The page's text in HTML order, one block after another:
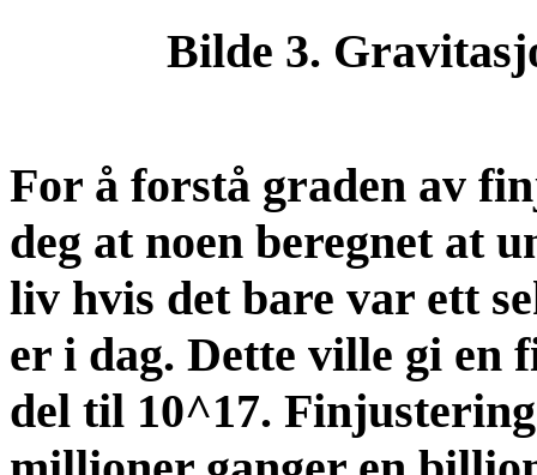
Bilde 3.
For å forstå graden av
deg at noen beregnet at
liv hvis det bare var ett
er i dag. Dette ville gi en
del til 10^17.